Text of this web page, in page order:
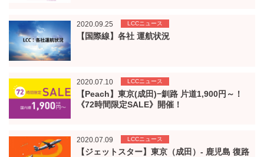
2020.09.25
【国際線】各社 運航状況
LCCニュース
2020.07.10
【Peach】東京(成田)−釧路 片道1,900円～！
《72時間限定SALE》開催！
LCCニュース
2020.07.09
【ジェットスター】東京（成田）- 鹿児島 復路
LCCニュース